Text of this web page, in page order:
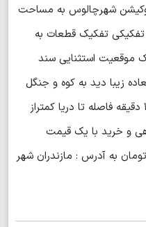
لوکیشن شهرچالوس به مساحت
تفکیکی تفکیک قطعات به
و۳۰۰ متری بایک موقعیت استثنایی سند
زیبا دید به کوه و جنگل
فاصله تا مرکز شهر چالوس کمتراز ۱۰ دقیقه فاصله تا دریا کمتراز
و خرید با یک قیمت
: متری ۴ میلیون تومان به آدرس : مازندران شهر